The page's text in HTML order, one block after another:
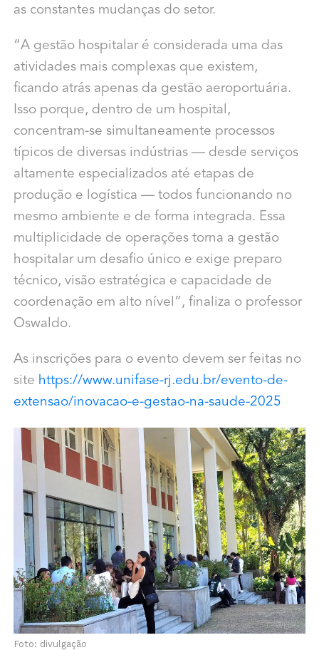
as constantes mudanças do setor.
“A gestão hospitalar é considerada uma das
atividades mais complexas que existem,
ficando atrás apenas da gestão aeroportuária.
Isso porque, dentro de um hospital,
concentram-se simultaneamente processos
típicos de diversas indústrias — desde serviços
altamente especializados até etapas de
produção e logística — todos funcionando no
mesmo ambiente e de forma integrada. Essa
multiplicidade de operações torna a gestão
hospitalar um desafio único e exige preparo
técnico, visão estratégica e capacidade de
coordenação em alto nível”, finaliza o professor
Oswaldo.
As inscrições para o evento devem ser feitas no
site https://www.unifase-rj.edu.br/evento-de-
extensao/inovacao-e-gestao-na-saude-2025
Foto: divulgação